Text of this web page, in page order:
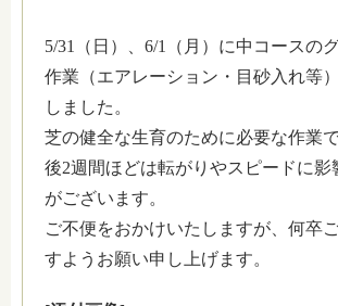
5/31（日）、6/1（月）に中コースの
作業（エアレーション・目砂入れ等
しました。
芝の健全な生育のために必要な作業
後2週間ほどは転がりやスピードに影
がございます。
ご不便をおかけいたしますが、何卒
すようお願い申し上げます。